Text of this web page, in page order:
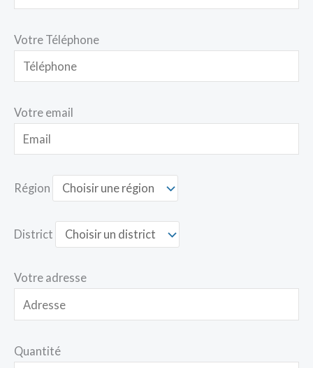
Votre Téléphone
Votre email
Région
District
Votre adresse
Quantité